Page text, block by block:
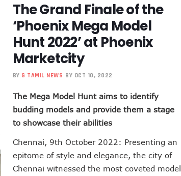
The Grand Finale of the
‘Phoenix Mega Model
Hunt 2022’ at Phoenix
Marketcity
BY G TAMIL NEWS BY OCT 10, 2022
The Mega Model Hunt aims to identify
budding models and provide them a stage
to showcase their abilities
Chennai, 9th October 2022: Presenting an
epitome of style and elegance, the city of
Chennai witnessed the most coveted model